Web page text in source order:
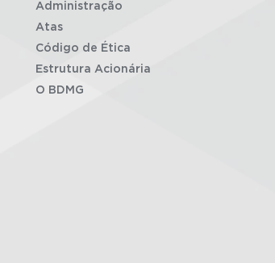
Administração
Atas
Código de Ética
Estrutura Acionária
O BDMG